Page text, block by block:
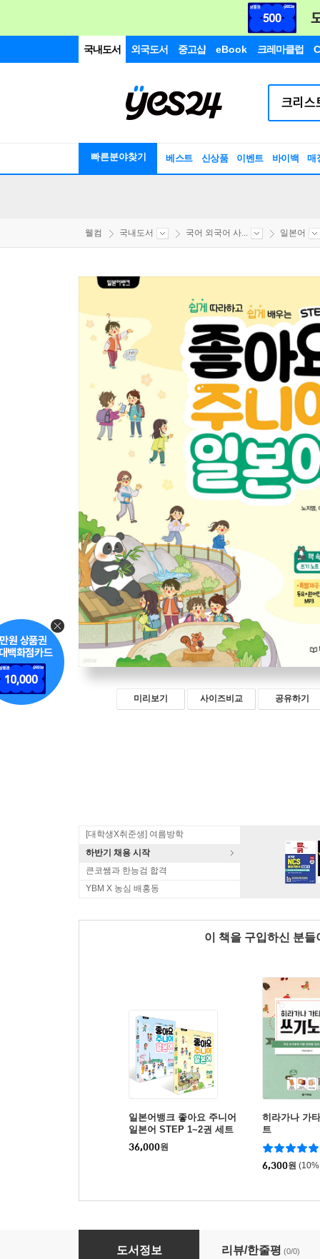
국내도서 외국도서 중고샵 eBook 크레마클럽
빠른분야찾기 베스트 신상품 이벤트 바이백 매
웰컴 국내도서 국어 외국어 사... 일본어
미리보기 사이즈비교 공유하기
[대학생X취준생] 여름방학
하반기 채용 시작
큰코쌤과 한능검 합격
YBM X 농심 배홍동
이 책을 구입하신 분
일본어뱅크 좋아요 주니어
일본어 STEP 1~2권 세트
36,000원
히라가나 가
트
6,300원
일본어뱅크 좋아요 주니어 일본어 STEP 1
도서정보 리뷰/한줄평 (0/0)